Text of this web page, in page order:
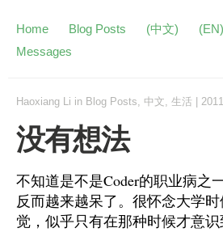
Home Blog Posts (中文) (EN)
Messages
Haoxiang Li in Blog Posts, 中文, 生活
没有想法
不知道是不是Coder的职业病之
反而越来越呆了。很怀念大学
觉，似乎只有在那种时候才意识